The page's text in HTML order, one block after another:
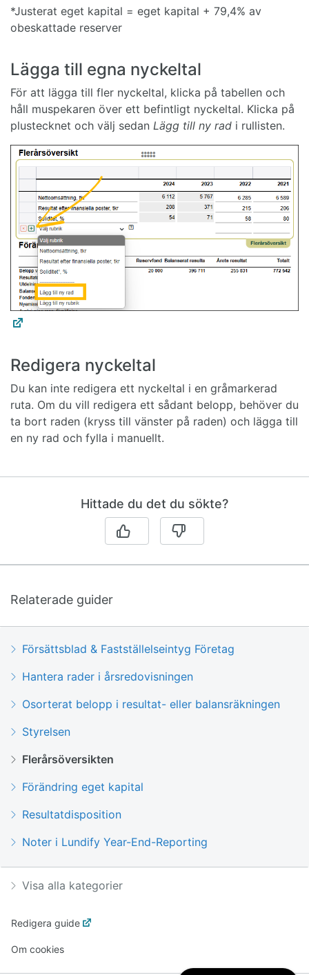
*Justerat eget kapital = eget kapital + 79,4% av
obeskattade reserver
Lägga till egna nyckeltal
För att lägga till fler nyckeltal, klicka på tabellen och
håll muspekaren över ett befintligt nyckeltal. Klicka på
plustecknet och välj sedan Lägg till ny rad i rullisten.
Redigera nyckeltal
Du kan inte redigera ett nyckeltal i en gråmarkerad
ruta. Om du vill redigera ett sådant belopp, behöver du
ta bort raden (kryss till vänster på raden) och lägga till
en ny rad och fylla i manuellt.
Hittade du det du sökte?
Relaterade guider
Försättsblad & Fastställelseintyg Företag
Hantera rader i årsredovisningen
Osorterat belopp i resultat- eller balansräkningen
Styrelsen
Flerårsöversikten
Förändring eget kapital
Resultatdisposition
Noter i Lundify Year-End-Reporting
Visa alla kategorier
Redigera guide
Om cookies